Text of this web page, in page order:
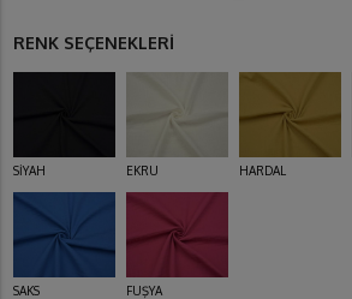
RENK SEÇENEKLERİ
SİYAH EKRU HARDAL
SAKS FUŞYA